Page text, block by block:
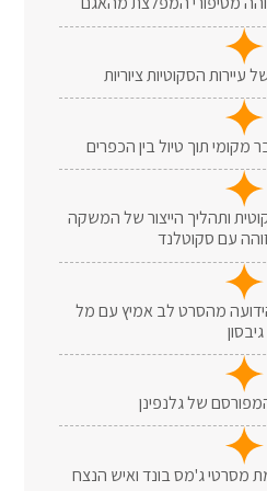
עיירות הסקוטיות ציוריות
מקומי תוך טיול בין הכפרים
ותהליך הייצור של המשקה
עם סקוטלנד
מהסרט לב אמיץ עם מל
גיבסון
של גלנפינן
מסרטי ג'מס בונד ואיש הנצח